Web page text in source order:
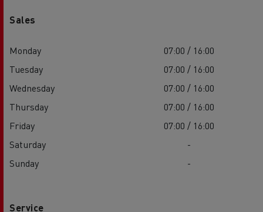
Sales
Monday
07:00 / 16:00
Tuesday
07:00 / 16:00
Wednesday
07:00 / 16:00
Thursday
07:00 / 16:00
Friday
07:00 / 16:00
Saturday
-
Sunday
-
Service